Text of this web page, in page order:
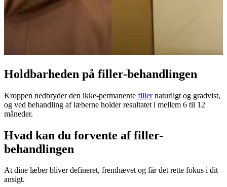
Holdbarheden på filler-behandlingen
Kroppen nedbryder den ikke-permanente fillernaturligt og gradvist,
og ved behandling af læberne holder resultatet i mellem 6 til 12
måneder.
Hvad kan du forvente af filler-
behandlingen
At dine læber bliver defineret, fremhævet og får det rette fokus i dit
ansigt.